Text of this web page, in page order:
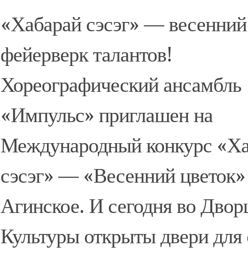
«Хабарай сэсэг» — весенний
фейерверк талантов!
Хореографический ансамбль
«Импульс» приглашен на
Международный конкурс
сэсэг» — «Весенний цветок»
Агинское. И сегодня во
Культуры открыты двери